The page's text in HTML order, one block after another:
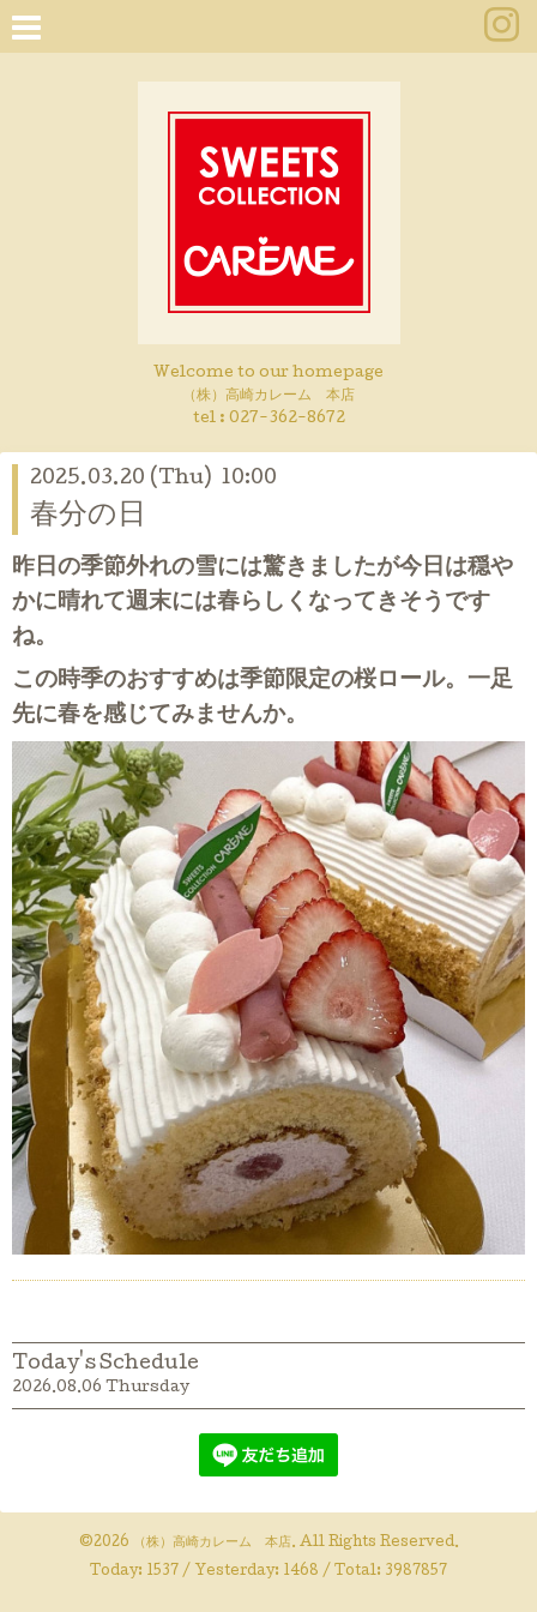
Welcome to our homepage
（株）高崎カレーム 本店
tel : 027-362-8672
2025.03.20 (Thu) 10:00
春分の日
昨日の季節外れの雪には驚きましたが今日は穏や
かに晴れて週末には春らしくなってきそうです
ね。
この時季のおすすめは季節限定の桜ロール。一足
先に春を感じてみませんか。
Today's Schedule
2026.08.06 Thursday
©2026 （株）高崎カレーム 本店. All Rights Reserved.
Today: 1537 / Yesterday: 1468 / Total: 3987857